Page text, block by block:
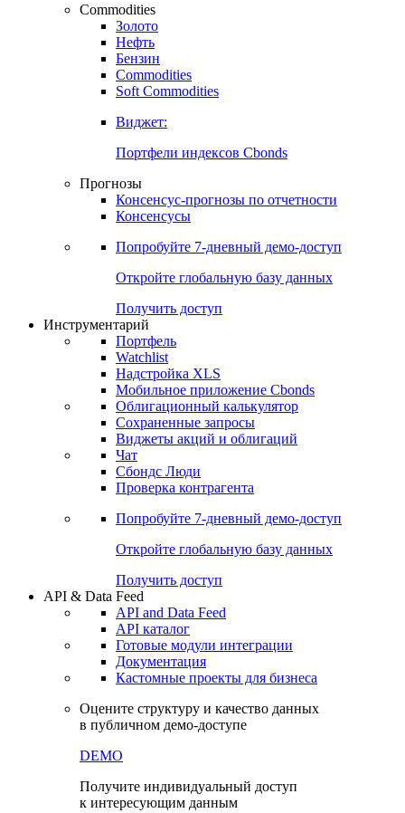
Commodities
Золото
Нефть
Бензин
Commodities
Soft Commodities
Виджет:
Портфели индексов Cbonds
Прогнозы
Консенсус-прогнозы по отчетности
Консенсусы
Попробуйте 7-дневный демо-доступ
Откройте глобальную базу данных
Получить доступ
Инструментарий
Портфель
Watchlist
Надстройка XLS
Мобильное приложение Cbonds
Облигационный калькулятор
Сохраненные запросы
Виджеты акций и облигаций
Чат
Сбондс Люди
Проверка контрагента
Попробуйте 7-дневный демо-доступ
Откройте глобальную базу данных
Получить доступ
API & Data Feed
API and Data Feed
API каталог
Готовые модули интеграции
Документация
Кастомные проекты для бизнеса
Оцените структуру и качество данных
в публичном демо-доступе
DEMO
Получите индивидуальный доступ
к интересующим данным